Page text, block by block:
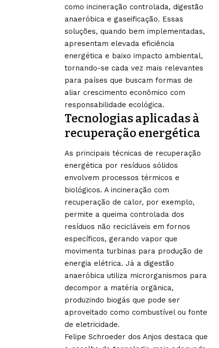
como incineração controlada, digestão
anaeróbica e gaseificação. Essas
soluções, quando bem implementadas,
apresentam elevada eficiência
energética e baixo impacto ambiental,
tornando-se cada vez mais relevantes
para países que buscam formas de
aliar crescimento econômico com
responsabilidade ecológica.
Tecnologias aplicadas à
recuperação energética
As principais técnicas de recuperação
energética por resíduos sólidos
envolvem processos térmicos e
biológicos. A incineração com
recuperação de calor, por exemplo,
permite a queima controlada dos
resíduos não recicláveis em fornos
específicos, gerando vapor que
movimenta turbinas para produção de
energia elétrica. Já a digestão
anaeróbica utiliza microrganismos para
decompor a matéria orgânica,
produzindo biogás que pode ser
aproveitado como combustível ou fonte
de eletricidade.
Felipe Schroeder dos Anjos destaca que